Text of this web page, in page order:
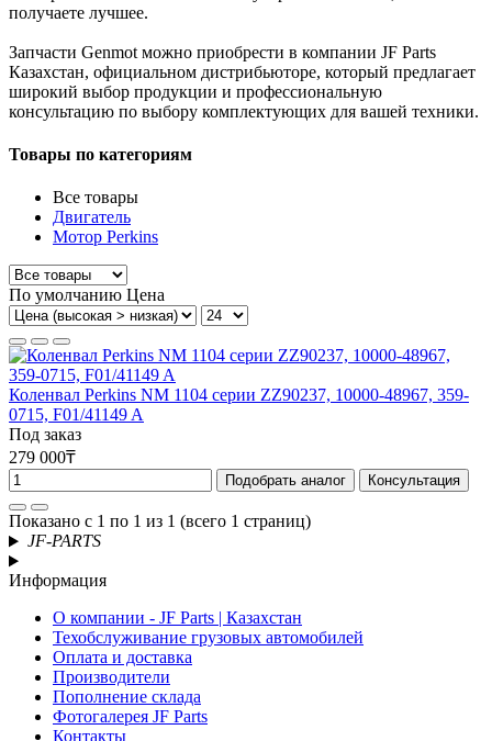
получаете лучшее.
Запчасти Genmot можно приобрести в компании JF Parts
Казахстан, официальном дистрибьюторе, который предлагает
широкий выбор продукции и профессиональную
консультацию по выбору комплектующих для вашей техники.
Товары по категориям
Все товары
Двигатель
Мотор Perkins
По умолчанию Цена
Коленвал Perkins NM 1104 серии ZZ90237, 10000-48967, 359-
0715, F01/41149 A
Под заказ
279 000₸
Подобрать аналог Консультация
Показано с 1 по 1 из 1 (всего 1 страниц)
JF-PARTS
Информация
О компании - JF Parts | Казахстан
Техобслуживание грузовых автомобилей
Оплата и доставка
Производители
Пополнение склада
Фотогалерея JF Parts
Контакты